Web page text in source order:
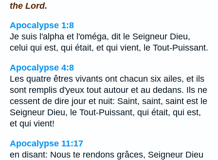
the Lord.
Apocalypse 1:8
Je suis l'alpha et l'oméga, dit le Seigneur Dieu,
celui qui est, qui était, et qui vient, le Tout-Puissant.
Apocalypse 4:8
Les quatre êtres vivants ont chacun six ailes, et ils
sont remplis d'yeux tout autour et au dedans. Ils ne
cessent de dire jour et nuit: Saint, saint, saint est le
Seigneur Dieu, le Tout-Puissant, qui était, qui est,
et qui vient!
Apocalypse 11:17
en disant: Nous te rendons grâces, Seigneur Dieu